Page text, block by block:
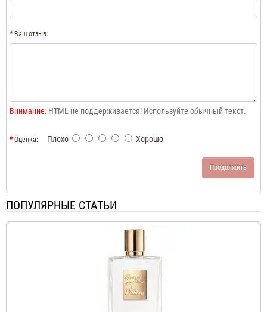
Ваш отзыв:
Внимание: HTML не поддерживается! Используйте обычный текст.
Оценка: Плохо Хорошо
Продолжить
ПОПУЛЯРНЫЕ СТАТЬИ